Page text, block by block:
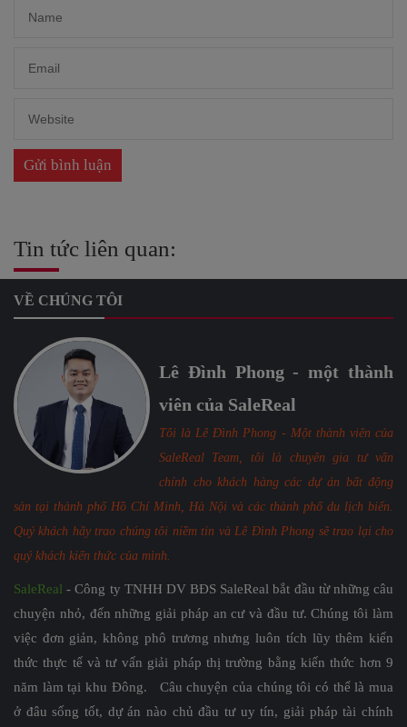
Tin tức liên quan:
VỀ CHÚNG TÔI
Lê Đình Phong - một thành
viên của SaleReal
Tôi là Lê Đình Phong - Một thành viên của
SaleReal Team, tôi là chuyên gia tư vấn
chính cho khách hàng các dự án bất động
sản tại thành phố Hồ Chí Minh, Hà Nội và các thành phố du lịch biển.
Quý khách hãy trao chúng tôi niềm tin và Lê Đình Phong sẽ trao lại cho
quý khách kiến thức của mình.
SaleReal - Công ty TNHH DV BĐS SaleReal bắt đầu từ những câu
chuyện nhỏ, đến những giải pháp an cư và đầu tư. Chúng tôi làm
việc đơn giản, không phô trương nhưng luôn tích lũy thêm kiến
thức thực tế và tư vấn giải pháp thị trường bằng kiến thức hơn 9
năm làm tại khu Đông. Câu chuyện của chúng tôi có thể là mua
ở đâu sống tốt, dự án nào chủ đầu tư uy tín, giải pháp tài chính